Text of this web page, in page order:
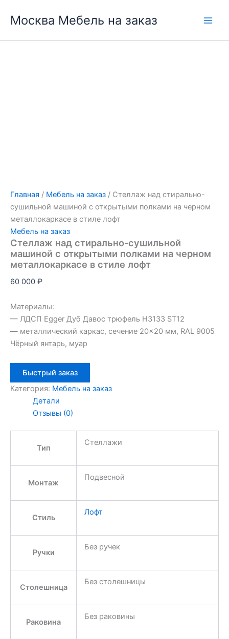
Москва Мебель на заказ
Главная / Мебель на заказ / Стеллаж над стирально-
сушильной машиной с открытыми полками на черном
металлокаркасе в стиле лофт
Мебель на заказ
Стеллаж над стирально-сушильной
машиной с открытыми полками на черном
металлокаркасе в стиле лофт
60 000 ₽
Материалы:
— ЛДСП Egger Дуб Давос трюфель H3133 ST12
— металлический каркас, сечение 20×20 мм, RAL 9005
Чёрный янтарь, муар
Быстрый заказ
Категория: Мебель на заказ
Детали
Отзывы (0)
Тип
Стеллажи
Монтаж
Подвесной
Стиль
Лофт
Ручки
Без ручек
Столешница
Без столешницы
Раковина
Без раковины